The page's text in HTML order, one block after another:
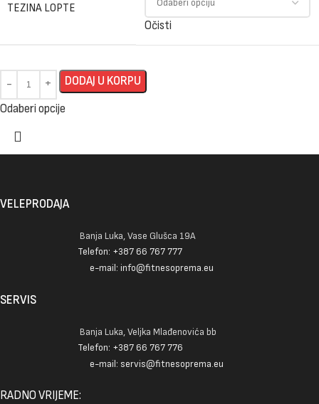
TEZINA LOPTE
Očisti
DODAJ U KORPU
Odaberi opcije
VELEPRODAJA
Banja Luka, Vase Glušca 19A
Telefon: +387 66 767 777
e-mail: info@fitnesoprema.eu
SERVIS
Banja Luka, Veljka Mlađenovića bb
Telefon: +387 66 767 776
e-mail: servis@fitnesoprema.eu
RADNO VRIJEME: